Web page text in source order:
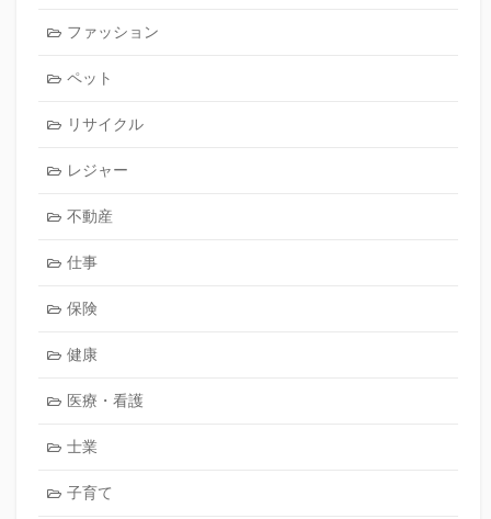
ファッション
ペット
リサイクル
レジャー
不動産
仕事
保険
健康
医療・看護
士業
子育て